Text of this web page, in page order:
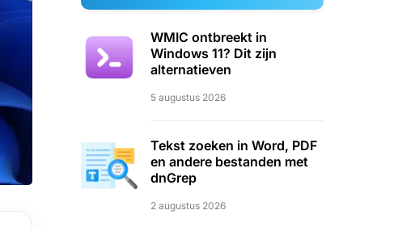
WMIC ontbreekt in
Windows 11? Dit zijn
alternatieven
5 augustus 2026
Tekst zoeken in Word, PDF
en andere bestanden met
dnGrep
2 augustus 2026